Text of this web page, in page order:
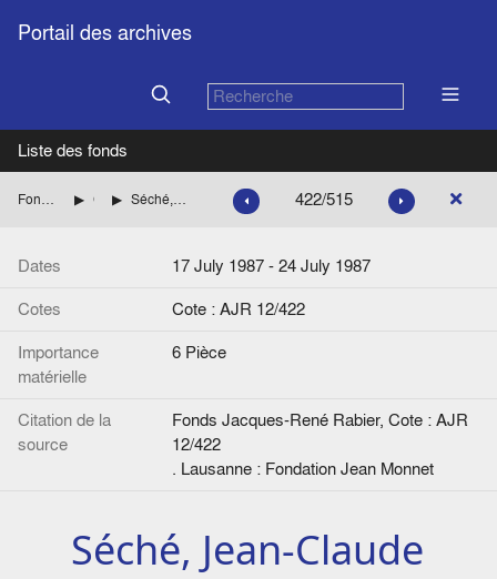
Portail des archives
Liste des fonds
Fonds Jacques-René Rabier Correspondance Séché, Jean-Claude (délégué au Conseil supérieur des Français de l'étranger) 422/515
Dates
17 July 1987 - 24 July 1987
Cotes
Cote : AJR 12/422
Importance
matérielle
6 Pièce
Citation de la
source
Fonds Jacques-René Rabier, Cote : AJR
12/422
. Lausanne : Fondation Jean Monnet
Séché, Jean-Claude